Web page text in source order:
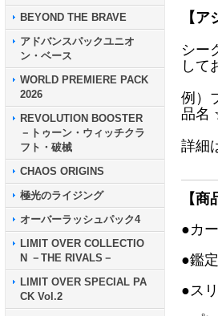
BEYOND THE BRAVE
アドバンスパックユニオ
ン・ベース
WORLD PREMIERE PACK
2026
REVOLUTION BOOSTER
－トゥーン・ウィッチクラ
フト・破械
CHAOS ORIGINS
極光のライジング
オーバーラッシュパック4
LIMIT OVER COLLECTIO
N －THE RIVALS－
LIMIT OVER SPECIAL PA
CK Vol.2
【
シー
して
例）
品名
詳細
【
●カ
●鑑
●ス